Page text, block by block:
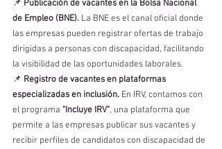
📌 Publicación de vacantes en la Bolsa Nacional
de Empleo (BNE). La BNE es el canal oficial donde
las empresas pueden registrar ofertas de trabajo
dirigidas a personas con discapacidad, facilitando
la visibilidad de las oportunidades laborales.
📌 Registro de vacantes en plataformas
especializadas en inclusión. En IRV, contamos con
el programa "Incluye IRV", una plataforma que
permite a las empresas publicar sus vacantes y
recibir perfiles de candidatos con discapacidad de